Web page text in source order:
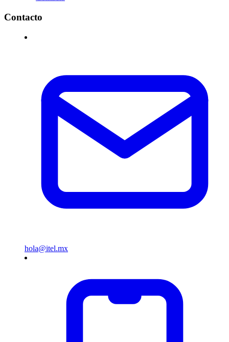
Contacto
hola@itel.mx